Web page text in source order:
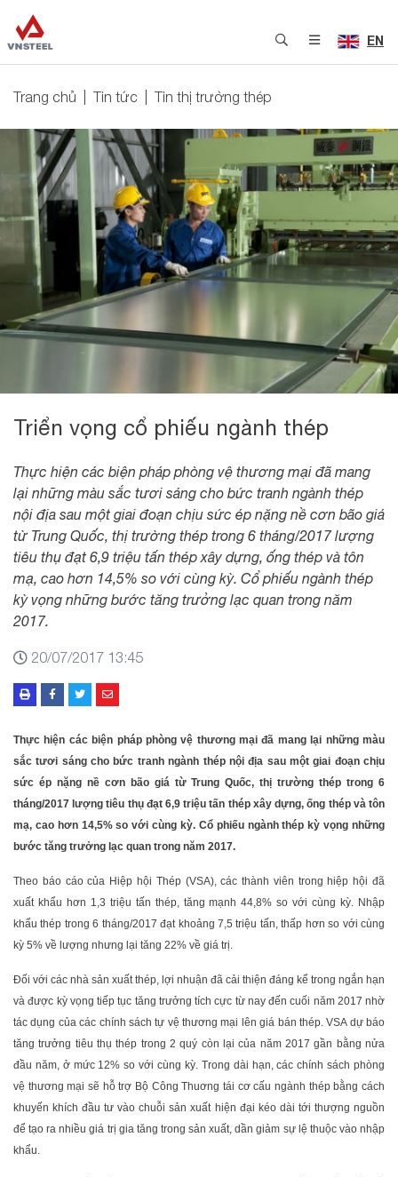
EN
Trang chủ Tin tức Tin thị trường thép
Triển vọng cổ phiếu ngành thép
Thực hiện các biện pháp phòng vệ thương mại đã mang
lại những màu sắc tươi sáng cho bức tranh ngành thép
nội địa sau một giai đoạn chịu sức ép nặng nề cơn bão giá
từ Trung Quốc, thị trường thép trong 6 tháng/2017 lượng
tiêu thụ đạt 6,9 triệu tấn thép xây dựng, ống thép và tôn
mạ, cao hơn 14,5% so với cùng kỳ. Cổ phiếu ngành thép
kỳ vọng những bước tăng trưởng lạc quan trong năm
2017.
20/07/2017 13:45
Thực hiện các biện pháp phòng vệ thương mại đã mang lại những màu
sắc tươi sáng cho bức tranh ngành thép nội địa sau một giai đoạn chịu
sức ép nặng nề cơn bão giá từ Trung Quốc, thị trường thép trong 6
tháng/2017 lượng tiêu thụ đạt 6,9 triệu tấn thép xây dựng, ống thép và tôn
mạ, cao hơn 14,5% so với cùng kỳ. Cổ phiếu ngành thép kỳ vọng những
bước tăng trưởng lạc quan trong năm 2017.
Theo báo cáo của Hiệp hội Thép (VSA), các thành viên trong hiệp hội đã
xuất khẩu hơn 1,3 triệu tấn thép, tăng mạnh 44,8% so với cùng kỳ. Nhập
khẩu thép trong 6 tháng/2017 đạt khoảng 7,5 triệu tấn, thấp hơn so với cùng
kỳ 5% về lượng nhưng lại tăng 22% về giá trị.
Đối với các nhà sản xuất thép, lợi nhuận đã cải thiện đáng kể trong ngắn hạn
và được kỳ vọng tiếp tục tăng trưởng tích cực từ nay đến cuối năm 2017 nhờ
tác dụng của các chính sách tự vệ thương mại lên giá bán thép. VSA dự báo
tăng trưởng tiêu thụ thép trong 2 quý còn lại của năm 2017 gần bằng nửa
đầu năm, ở mức 12% so với cùng kỳ. Trong dài hạn, các chính sách phòng
vệ thương mại sẽ hỗ trợ Bộ Công Thuơng tái cơ cấu ngành thép bằng cách
khuyến khích đầu tư vào chuỗi sản xuất hiện đại kéo dài tới thượng nguồn
để tạo ra nhiều giá trị gia tăng trong sản xuất, dần giảm sự lệ thuộc vào nhập
khẩu.